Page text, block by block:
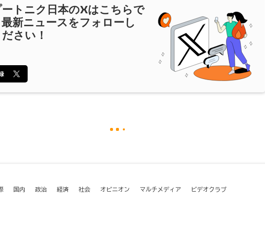
トニク日本のXはこちらで
新ニュースをフォローし
さい！
国内 政治 経済 社会 オピニオン マルチメディア ビデオクラブ